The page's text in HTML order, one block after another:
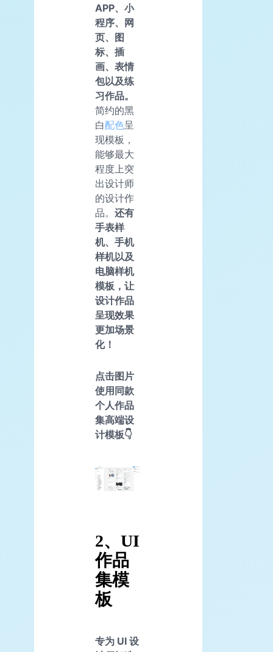
APP、小
程序、网
页、图
标、插
画、表情
包以及练
习作品。
简约的黑
白配色呈
现模板，
能够最大
程度上突
出设计师
的设计作
品。 还有
手表样
机、手机
样机以及
电脑样机
模板，让
设计作品
呈现效果
更加场景
化！
点击图片
使用同款
个人作品
集高端设
计模板👇
2、UI
作品
集模
板
专为 UI 设